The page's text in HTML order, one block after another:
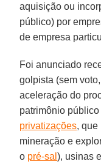
aquisição ou
público) por
de empresa
Foi anunciado
golpista (sem
aceleração do
patrimônio
privatizações, que
mineração e
o pré-sal), usinas